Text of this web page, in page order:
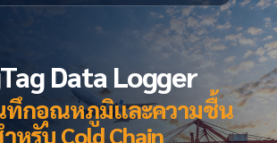
Data Logger
ทึกอุณหภูมิและความชื้น
หรับ Cold Chain